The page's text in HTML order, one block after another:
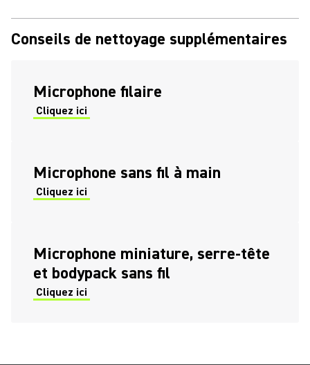
Conseils de nettoyage supplémentaires
Microphone filaire
Cliquez ici
Microphone sans fil à main
Cliquez ici
Microphone miniature, serre-tête
et bodypack sans fil
Cliquez ici